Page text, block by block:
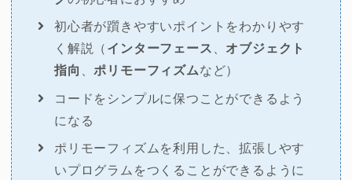
初心者が躓きやすいポイントをわかりやす
く解説（インターフェース、 オブジェクト
指向 、ポリモーフィズムなど）
コードをシンプルに保つことができるよう
になる
ポリモーフィズムを利用した、拡張しやす
いプログラムをつくることができるように